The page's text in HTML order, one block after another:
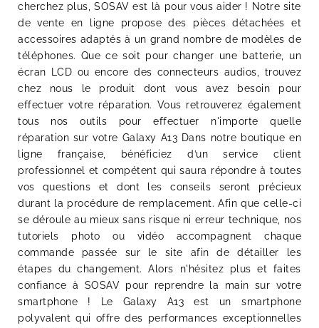
cherchez plus, SOSAV est là pour vous aider ! Notre site
de vente en ligne propose des pièces détachées et
accessoires adaptés à un grand nombre de modèles de
téléphones. Que ce soit pour changer une batterie, un
écran LCD ou encore des connecteurs audios, trouvez
chez nous le produit dont vous avez besoin pour
effectuer votre réparation. Vous retrouverez également
tous nos outils pour effectuer n'importe quelle
réparation sur votre Galaxy A13 Dans notre boutique en
ligne française, bénéficiez d’un service client
professionnel et compétent qui saura répondre à toutes
vos questions et dont les conseils seront précieux
durant la procédure de remplacement. Afin que celle-ci
se déroule au mieux sans risque ni erreur technique, nos
tutoriels photo ou vidéo accompagnent chaque
commande passée sur le site afin de détailler les
étapes du changement. Alors n'hésitez plus et faites
confiance à SOSAV pour reprendre la main sur votre
smartphone ! Le Galaxy A13 est un smartphone
polyvalent qui offre des performances exceptionnelles